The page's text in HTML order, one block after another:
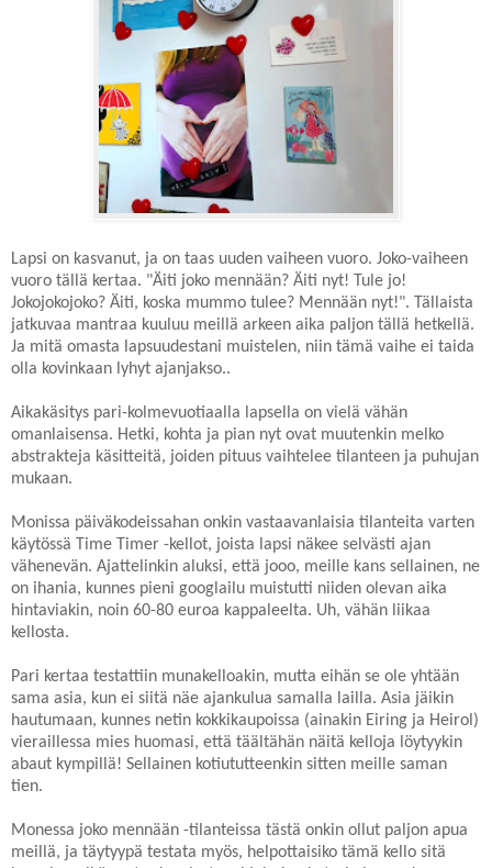
Lapsi on kasvanut, ja on taas uuden vaiheen vuoro. Joko-vaiheen
vuoro tällä kertaa. "Äiti joko mennään? Äiti nyt! Tule jo!
Jokojokojoko? Äiti, koska mummo tulee? Mennään nyt!". Tällaista
jatkuvaa mantraa kuuluu meillä arkeen aika paljon tällä hetkellä.
Ja mitä omasta lapsuudestani muistelen, niin tämä vaihe ei taida
olla kovinkaan lyhyt ajanjakso..
Aikakäsitys pari-kolmevuotiaalla lapsella on vielä vähän
omanlaisensa. Hetki, kohta ja pian nyt ovat muutenkin melko
abstrakteja käsitteitä, joiden pituus vaihtelee tilanteen ja puhujan
mukaan.
Monissa päiväkodeissahan onkin vastaavanlaisia tilanteita varten
käytössä Time Timer -kellot, joista lapsi näkee selvästi ajan
vähenevän. Ajattelinkin aluksi, että jooo, meille kans sellainen, ne
on ihania, kunnes pieni googlailu muistutti niiden olevan aika
hintaviakin, noin 60-80 euroa kappaleelta. Uh, vähän liikaa
kellosta.
Pari kertaa testattiin munakelloakin, mutta eihän se ole yhtään
sama asia, kun ei siitä näe ajankulua samalla lailla. Asia jäikin
hautumaan, kunnes netin kokkikaupoissa (ainakin Eiring ja Heirol)
vieraillessa mies huomasi, että täältähän näitä kelloja löytyykin
abaut kympillä! Sellainen kotiututteenkin sitten meille saman
tien.
Monessa joko mennään -tilanteissa tästä onkin ollut paljon apua
meillä, ja täytyypä testata myös, helpottaisiko tämä kello sitä